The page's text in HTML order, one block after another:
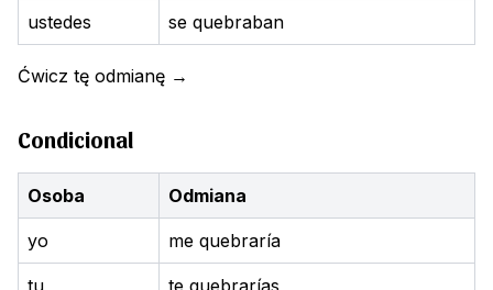
ustedes se quebraban
Ćwicz tę odmianę →
Condicional
Osoba Odmiana
yo me quebraría
tu te quebrarías